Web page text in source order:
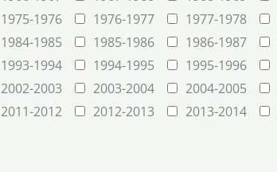
1975-1976 1976-1977 1977-1978
1984-1985 1985-1986 1986-1987
1993-1994 1994-1995 1995-1996
2002-2003 2003-2004 2004-2005
2011-2012 2012-2013 2013-2014